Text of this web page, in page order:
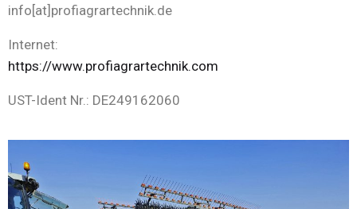
info[at]profiagrartechnik.de
Internet:
https://www.profiagrartechnik.com
UST-Ident Nr.: DE249162060